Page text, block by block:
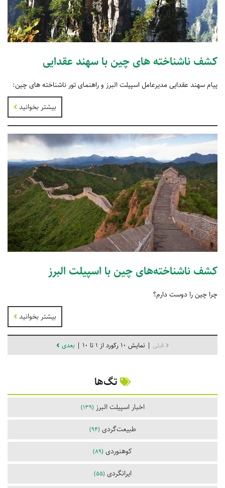
کشف ناشناخته های چین با سهند عقدایی
پیام سهند عقدایی مدیرعامل اسپیلت البرز و راهنمای تور ناشناخته های چین:
بیشتر بخوانید
کشف ناشناخته‌های چین با اسپیلت البرز
چرا چین را دوست دارم؟
بیشتر بخوانید
قبلی | نمایش 10 رکورد از 1 تا 10 | بعدی
تگ‌ها
اخبار اسپیلت البرز (139)
طبیعت‌گردی (94)
کوهنوردی (89)
ایرانگردی (55)